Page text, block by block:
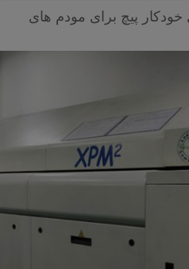
خودکار پیچ برای مودم های